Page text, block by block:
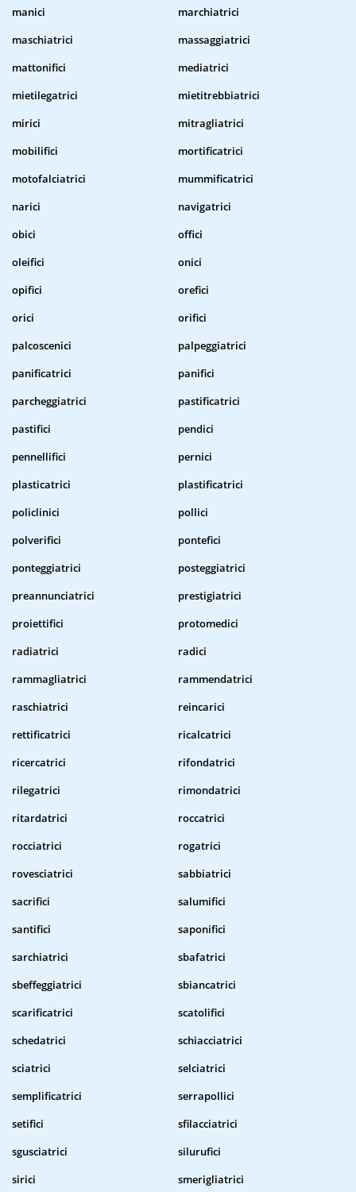
manici
marchiatrici
maschiatrici
massaggiatrici
mattonifici
mediatrici
mietilegatrici
mietitrebbiatrici
mirici
mitragliatrici
mobilifici
mortificatrici
motofalciatrici
mummificatrici
narici
navigatrici
obici
offici
oleifici
onici
opifici
orefici
orici
orifici
palcoscenici
palpeggiatrici
panificatrici
panifici
parcheggiatrici
pastificatrici
pastifici
pendici
pennellifici
pernici
plasticatrici
plastificatrici
policlinici
pollici
polverifici
pontefici
ponteggiatrici
posteggiatrici
preannunciatrici
prestigiatrici
proiettifici
protomedici
radiatrici
radici
rammagliatrici
rammendatrici
raschiatrici
reincarici
rettificatrici
ricalcatrici
ricercatrici
rifondatrici
rilegatrici
rimondatrici
ritardatrici
roccatrici
rocciatrici
rogatrici
rovesciatrici
sabbiatrici
sacrifici
salumifici
santifici
saponifici
sarchiatrici
sbafatrici
sbeffeggiatrici
sbiancatrici
scarificatrici
scatolifici
schedatrici
schiacciatrici
sciatrici
selciatrici
semplificatrici
serrapollici
setifici
sfilacciatrici
sgusciatrici
silurufici
sirici
smerigliatrici